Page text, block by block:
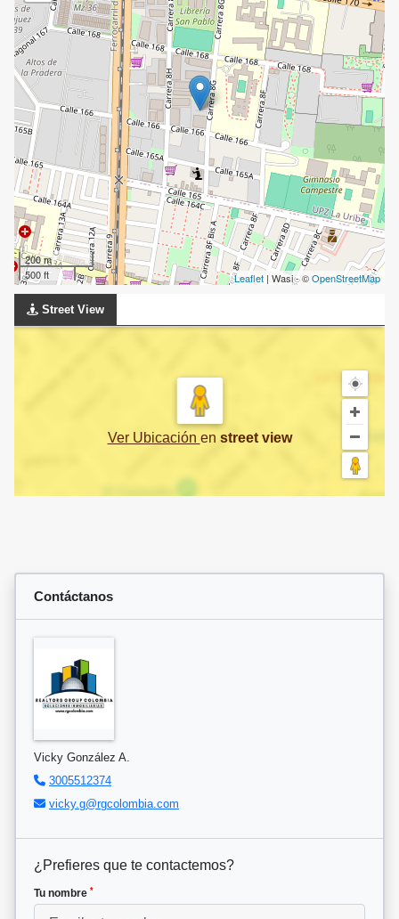
200 m
500 ft
Leaflet | Wasi - ©OpenStreetMap
Street View
Ver Ubicación en street view
Contáctanos
Vicky González A.
3005512374
vicky.g@rgcolombia.com
¿Prefieres que te contactemos?
Tu nombre *